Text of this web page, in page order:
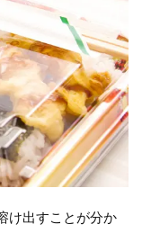
け出すことが分か